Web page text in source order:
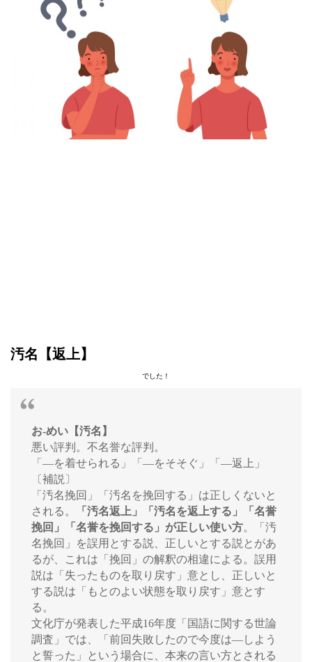
汚名【返上】
でした！
お‐めい【汚名】
悪い評判。不名誉な評判。
「―を着せられる」「―をそそぐ」「―返上」
〔補説〕
「汚名挽回」「汚名を挽回する」は正しくないと
される。
「汚名返上」「汚名を返上する」「名誉
挽回」「名誉を挽回する」が正しい使い方。「汚
名挽回」を誤用とする説、正しいとする説とがあ
るが、これは「挽回」の解釈の相違による。誤用
説は「失ったものを取り戻す」意とし、正しいと
する説は「もとのよい状態を取り戻す」意とす
る。
文化庁が発表した平成16年度「国語に関する世論
調査」では、「前回失敗したので今度は―しよう
と誓った」という場合に、本来の言い方とされる